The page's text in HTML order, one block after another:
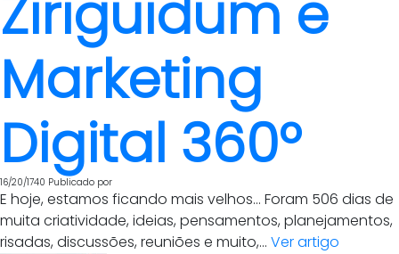
Ziriguidum e
Marketing
Digital 360º
16/20/1740 Publicado por
E hoje, estamos ficando mais velhos… Foram 506 dias de
muita criatividade, ideias, pensamentos, planejamentos,
risadas, discussões, reuniões e muito,... Ver artigo